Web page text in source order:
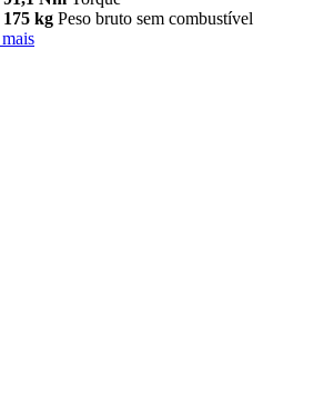
175 kg Peso bruto sem combustível